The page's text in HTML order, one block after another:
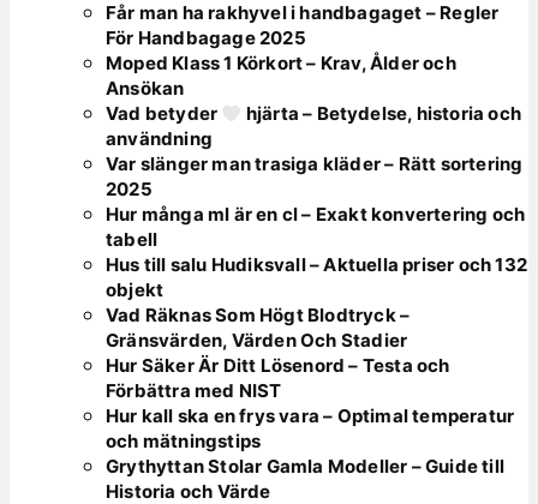
Får man ha rakhyvel i handbagaget – Regler
För Handbagage 2025
Moped Klass 1 Körkort – Krav, Ålder och
Ansökan
Vad betyder
hjärta – Betydelse, historia och
användning
Var slänger man trasiga kläder – Rätt sortering
2025
Hur många ml är en cl – Exakt konvertering och
tabell
Hus till salu Hudiksvall – Aktuella priser och 132
objekt
Vad Räknas Som Högt Blodtryck –
Gränsvärden, Värden Och Stadier
Hur Säker Är Ditt Lösenord – Testa och
Förbättra med NIST
Hur kall ska en frys vara – Optimal temperatur
och mätningstips
Grythyttan Stolar Gamla Modeller – Guide till
Historia och Värde